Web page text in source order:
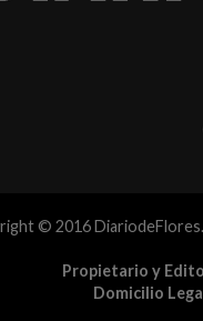
© 2016
Propietario y
Domicilio